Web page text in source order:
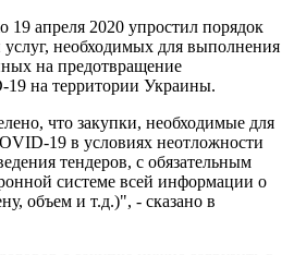
апреля 2020 упростил порядок
услуг, необходимых для выполнения
на предотвращение
19 на территории Украины.
что закупки, необходимые для
19 в условиях неотложности
тендеров, с обязательным
системе всей информации о
объем и т.д.)", - сказано в